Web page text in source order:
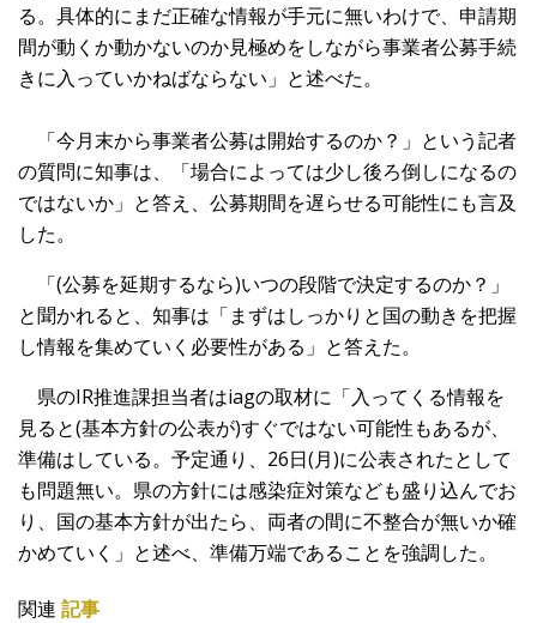
る。具体的にまだ正確な情報が手元に無いわけで、申請期
間が動くか動かないのか見極めをしながら事業者公募手続
きに入っていかねばならない」と述べた。
「今月末から事業者公募は開始するのか？」という記者
の質問に知事は、「場合によっては少し後ろ倒しになるの
ではないか」と答え、公募期間を遅らせる可能性にも言及
した。
「(公募を延期するなら)いつの段階で決定するのか？」
と聞かれると、知事は「まずはしっかりと国の動きを把握
し情報を集めていく必要性がある」と答えた。
県のIR推進課担当者はiagの取材に「入ってくる情報を
見ると(基本方針の公表が)すぐではない可能性もあるが、
準備はしている。予定通り、26日(月)に公表されたとして
も問題無い。県の方針には感染症対策なども盛り込んでお
り、国の基本方針が出たら、両者の間に不整合が無いか確
かめていく」と述べ、準備万端であることを強調した。
関連 記事